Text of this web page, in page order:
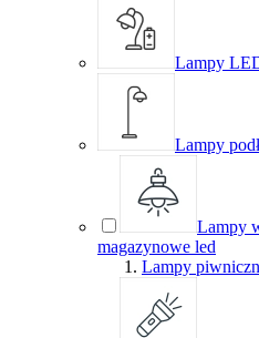
Lampy
Lampy
Lampy
magazynowe led
Lampy